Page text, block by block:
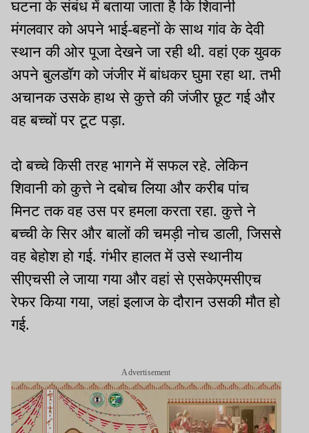
घटना के संबंध में बताया जाता है कि शिवानी
मंगलवार को अपने भाई-बहनों के साथ गांव के देवी
स्थान की ओर पूजा देखने जा रही थी. वहां एक युवक
अपने बुलडॉग को जंजीर में बांधकर घुमा रहा था. तभी
अचानक उसके हाथ से कुत्ते की जंजीर छूट गई और
वह बच्चों पर टूट पड़ा.
दो बच्चे किसी तरह भागने में सफल रहे. लेकिन
शिवानी को कुत्ते ने दबोच लिया और करीब पांच
मिनट तक वह उस पर हमला करता रहा. कुत्ते ने
बच्ची के सिर और बालों की चमड़ी नोच डाली, जिससे
वह बेहोश हो गई. गंभीर हालत में उसे स्थानीय
सीएचसी ले जाया गया और वहां से एसकेएमसीएच
रेफर किया गया, जहां इलाज के दौरान उसकी मौत हो
गई.
Advertisement